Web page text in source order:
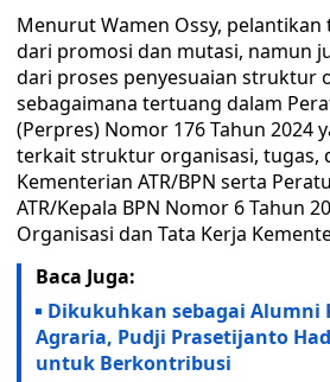
Menurut Wamen Ossy, pelantikan
dari promosi dan mutasi, namun
dari proses penyesuaian struktur
sebagaimana tertuang dalam
(Perpres) Nomor 176 Tahun 2024
terkait struktur organisasi, tugas,
Kementerian ATR/BPN serta
ATR/Kepala BPN Nomor 6 Tahun
Organisasi dan Tata Kerja
Baca Juga:
Dikukuhkan sebagai Alumni
Agraria, Pudji Prasetijanto
untuk Berkontribusi